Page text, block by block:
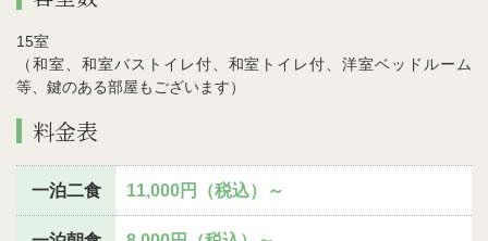
15室
（和室、和室バストイレ付、和室トイレ付、洋室ベッドルーム
等、鍵のある部屋もございます）
料金表
一泊二食 11,000円（税込）～